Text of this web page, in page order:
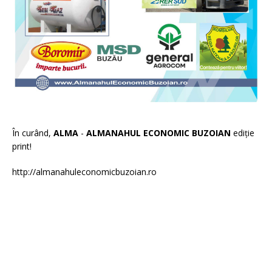
În curând, ALMA - ALMANAHUL ECONOMIC BUZOIAN ediție
print!
http://almanahuleconomicbuzoian.ro